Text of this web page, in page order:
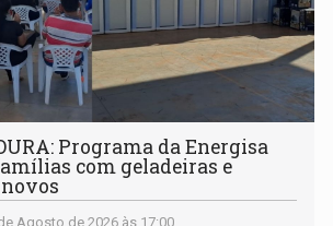
Programa da Energisa
com geladeiras e
Agosto de 2026 às 17:00